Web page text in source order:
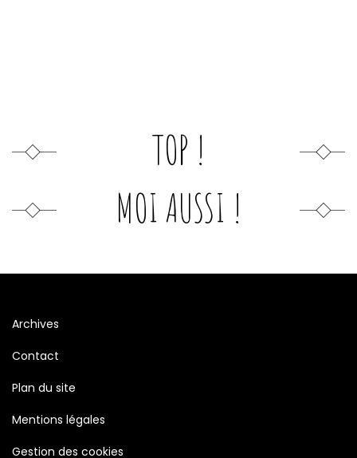
TOP !
MOI AUSSI !
Archives
Contact
Plan du site
Mentions légales
Gestion des cookies